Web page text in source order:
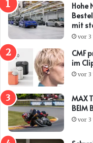
Hohe
mit
desvor 3
CMF
im
vor 3
MAX
BEIM
vor 3